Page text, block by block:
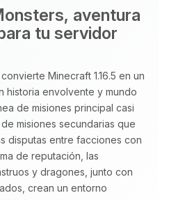
aventura
tu servidor
convierte Minecraft 1.16.5 en un
historia envolvente y mundo
de misiones principal casi
misiones secundarias que
disputas entre facciones con
de reputación, las
y dragones, junto con
crean un entorno
para ayudarte.